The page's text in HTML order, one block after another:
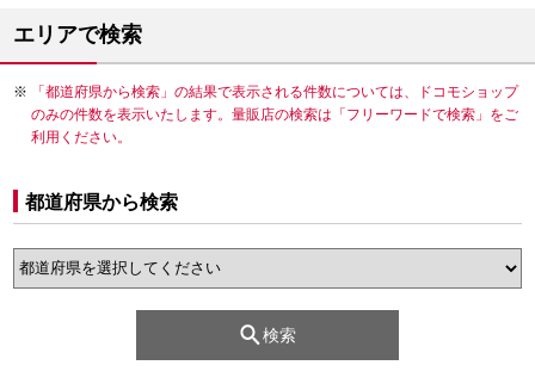
エリアで検索
「都道府県から検索」の結果で表示される件数については、ドコモショップ
のみの件数を表示いたします。量販店の検索は「フリーワードで検索」をご
利用ください。
都道府県から検索
検索